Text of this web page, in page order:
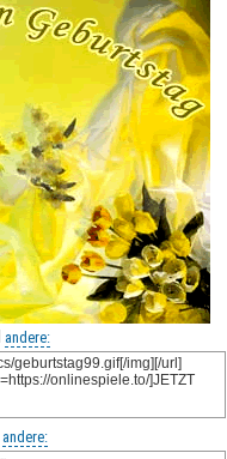
andere:
andere: